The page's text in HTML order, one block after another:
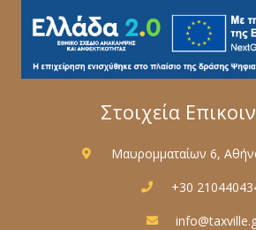
Στοιχεία
Μαυρομματαίων 6,
+30